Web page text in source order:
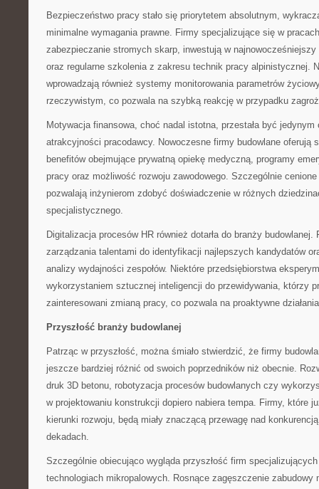
Bezpieczeństwo pracy stało się priorytetem absolutnym,
minimalne wymagania prawne. Firmy specjalizujące się w
zabezpieczanie stromych skarp, inwestują w
oraz regularne szkolenia z zakresu technik pracy alpinistycznej.
wprowadzają również systemy monitorowania parametrów
rzeczywistym, co pozwala na szybką reakcję w przypadku
Motywacja finansowa, choć nadal istotna, przestała być
atrakcyjności pracodawcy. Nowoczesne firmy budowlane oferują
benefitów obejmujące prywatną opiekę medyczną, programy
pracy oraz możliwość rozwoju zawodowego. Szczególnie
pozwalają inżynierom zdobyć doświadczenie w różnych
specjalistycznego.
Digitalizacja procesów HR również dotarła do branży
zarządzania talentami do identyfikacji najlepszych kandydatów
analizy wydajności zespołów. Niektóre przedsiębiorstwa
wykorzystaniem sztucznej inteligencji do przewidywania, którzy
zainteresowani zmianą pracy, co pozwala na proaktywne
Przyszłość branży budowlanej
Patrząc w przyszłość, można śmiało stwierdzić, że firmy
jeszcze bardziej różnić od swoich poprzedników niż obecnie.
druk 3D betonu, robotyzacja procesów budowlanych czy
w projektowaniu konstrukcji dopiero nabiera tempa. Firmy, które
kierunki rozwoju, będą miały znaczącą przewagę nad
dekadach.
Szczególnie obiecująco wygląda przyszłość firm
technologiach mikropalowych. Rosnące zagęszczenie zabudowy